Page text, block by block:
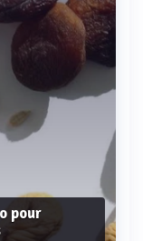
pour